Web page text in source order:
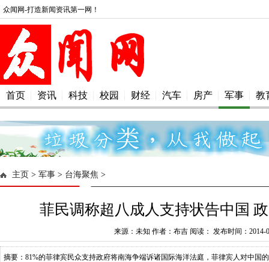
众闻网-打造新闻资讯第一网！
首页 资讯 科技 校园 财经 汽车 房产 军事 教
主页 > 军事 > 台海聚焦 >
菲民调称超八成人支持状告中国
来源：未知 作者：布吉 阅读： 发布时间：2014-
摘要：81%的菲律宾民众支持政府将南海争端诉诸国际海洋法庭，菲律宾人对中国